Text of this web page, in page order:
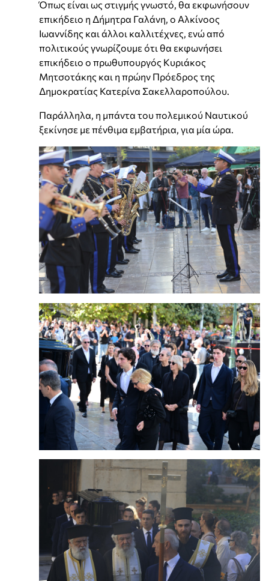
Όπως είναι ως στιγμής γνωστό, θα εκφωνήσουν
επικήδειο η Δήμητρα Γαλάνη, ο Αλκίνοος
Ιωαννίδης και άλλοι καλλιτέχνες, ενώ από
πολιτικούς γνωρίζουμε ότι θα εκφωνήσει
επικήδειο ο πρωθυπουργός Κυριάκος
Μητσοτάκης και η πρώην Πρόεδρος της
Δημοκρατίας Κατερίνα Σακελλαροπούλου.
Παράλληλα, η μπάντα του πολεμικού Ναυτικού
ξεκίνησε με πένθιμα εμβατήρια, για μία ώρα.